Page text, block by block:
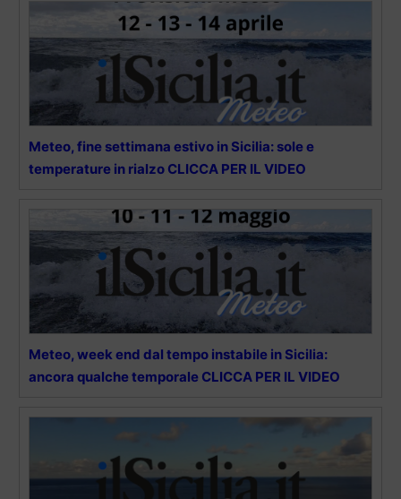
Meteo, fine settimana estivo in Sicilia: sole e
temperature in rialzo CLICCA PER IL VIDEO
Meteo, week end dal tempo instabile in Sicilia:
ancora qualche temporale CLICCA PER IL VIDEO